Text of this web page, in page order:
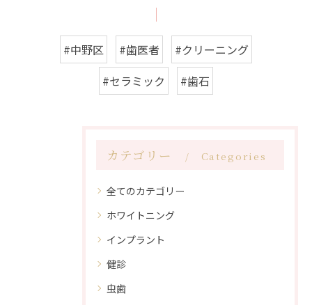
#中野区 #歯医者
#クリーニング
#セラミック
#歯石
カテゴリー Categories
全てのカテゴリー
ホワイトニング
インプラント
健診
虫歯